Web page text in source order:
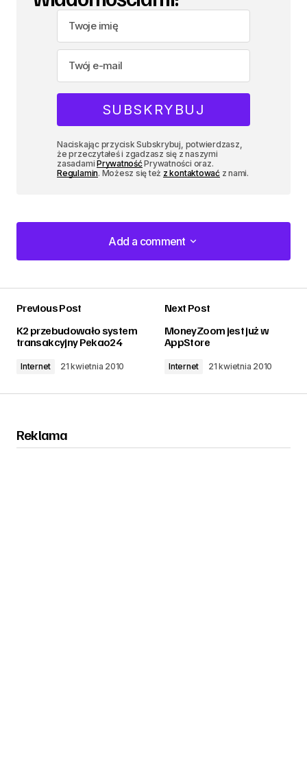
Naciskając przycisk Subskrybuj, potwierdzasz,
że przeczytałeś i zgadzasz się z naszymi
zasadamiPrywatnośćPrywatności oraz.
Regulamin. Możesz się też z kontaktowaćz nami.
Add a comment
Add a comment
Previous Post
K2 przebudowało system
transakcyjny Pekao24
Internet 21 kwietnia 2010
Next Post
MoneyZoom jest już w
AppStore
Internet 21 kwietnia 2010
Reklama